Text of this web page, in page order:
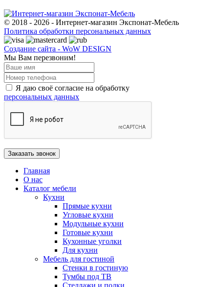
© 2018 - 2026 - Интернет-магазин Экспонат-Мебель
Политика обработки персональных данных
Создание сайта - WoW DESIGN
Мы Вам перезвоним!
Я даю своё согласие на обработку
персональных данных
Главная
О нас
Каталог мебели
Кухни
Прямые кухни
Угловые кухни
Модульные кухни
Готовые кухни
Кухонные уголки
Для кухни
Мебель для гостиной
Стенки в гостиную
Тумбы под ТВ
Стеллажи и полки